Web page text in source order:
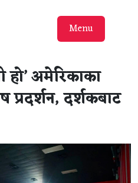
Menu
हो’ अमेरिकाका
प्रदर्शन, दर्शकबाट